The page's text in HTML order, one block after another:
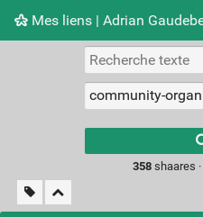
Mes liens | Adrian
Nuage de tags Mur
358 shaares